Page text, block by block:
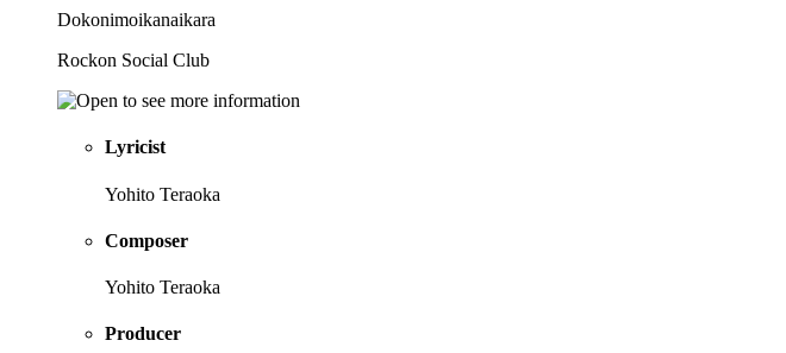
Dokonimoikanaikara
Rockon Social Club
Lyricist
Yohito Teraoka
Composer
Yohito Teraoka
Producer